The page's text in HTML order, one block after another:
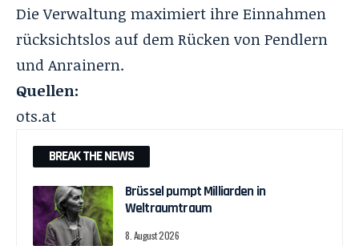
Die Verwaltung maximiert ihre Einnahmen
rücksichtslos auf dem Rücken von Pendlern
und Anrainern.
Quellen:
ots.at
BREAK THE NEWS
Brüssel pumpt Milliarden in
Weltraumtraum
8. August 2026